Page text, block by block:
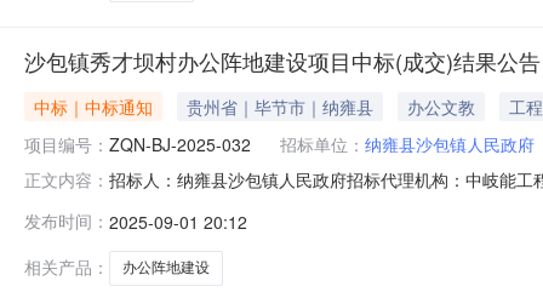
沙包镇秀才坝村办公阵地建设项目中标(成交)结果公告
中标｜中标通知 贵州省｜毕节市｜纳雍县 办公文教
工程
项目编号： ZQN-BJ-2025-032 招标单位： 纳雍县沙包镇人民政府
正文内容： 招标人：纳雍县沙包镇人民政府招标代理机构：中岐能
果公告一、项目编号:ZQN-BJ-2025-032二、项目名称:
发布时间： 2025-09-01 20:12
相关产品：
办公阵地建设